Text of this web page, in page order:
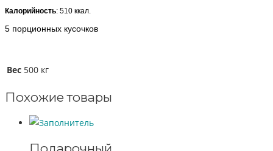
Калорийность: 510 ккал.
5 порционных кусочков
Вес 500 кг
Похожие товары